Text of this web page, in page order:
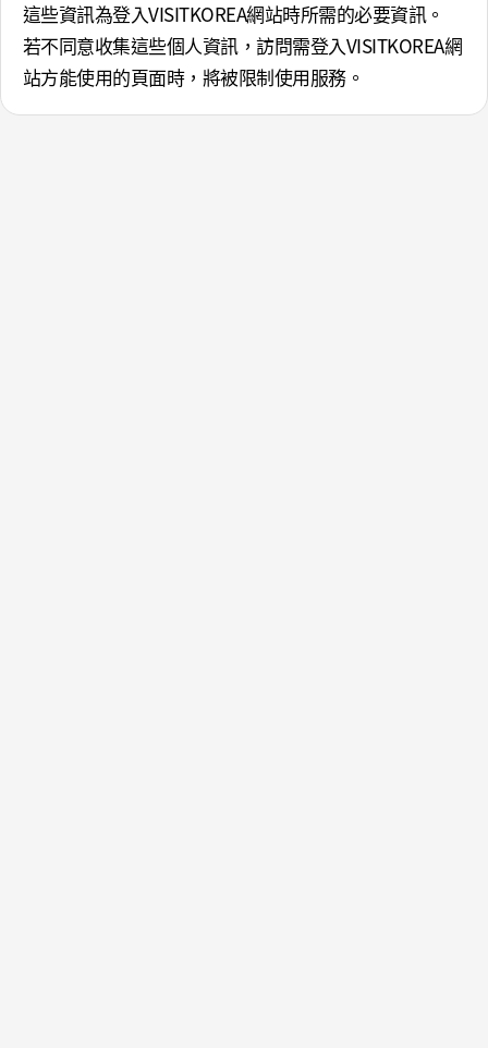
這些資訊為登入VISITKOREA網站時所需的必要資訊。
若不同意收集這些個人資訊，訪問需登入VISITKOREA網
站方能使用的頁面時，將被限制使用服務。